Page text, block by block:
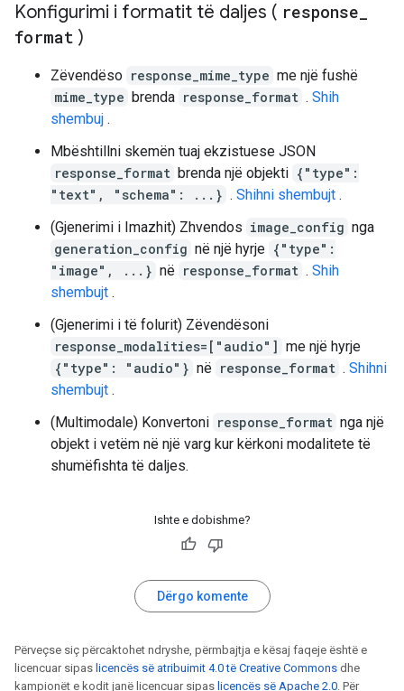
Konfigurimi i formatit të daljes ( response
format )
Zëvendëso response_mime_type me një fushë
mime_type brenda response_format . Shih
shembuj .
Mbështillni skemën tuaj ekzistuese JSON
response_format brenda një objekti {"type":
"text", "schema": ...} . Shihni shembujt .
(Gjenerimi i Imazhit) Zhvendos image_config nga
generation_config në një hyrje {"type":
"image", ...} në response_format . Shih
shembujt .
(Gjenerimi i të folurit) Zëvendësoni
response_modalities=["audio"] me një hyrje
{"type": "audio"} në response_format . Shihni
shembujt .
(Multimodale) Konvertoni response_format nga një
objekt i vetëm në një varg kur kërkoni modalitete të
shumëfishta të daljes.
Ishte e dobishme?
Dërgo komente
Përveçse siç përcaktohet ndryshe, përmbajtja e kësaj faqeje është e
licencuar sipas licencës së atribuimit 4.0 të Creative Commons dhe
kampionët e kodit janë licencuar sipas licencës së Apache 2.0. Për